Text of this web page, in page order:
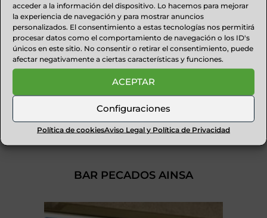
acceder a la información del dispositivo. Lo hacemos para mejorar
la experiencia de navegación y para mostrar anuncios
personalizados. El consentimiento a estas tecnologías nos permitirá
procesar datos como el comportamiento de navegación o los ID's
únicos en este sitio. No consentir o retirar el consentimiento, puede
afectar negativamente a ciertas características y funciones.
ACEPTAR
Configuraciones
Política de cookiesAviso Legal y Política de Privacidad
BAR PECADOS AINSA